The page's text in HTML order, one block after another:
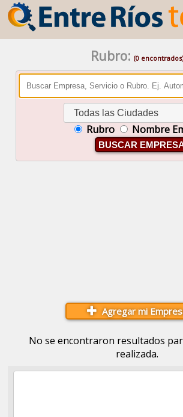
Rubro: (0 encontrados)
Todas las Ciudades
Rubro Nombre
BUSCAR
Agregar mi
No se encontraron resultados
realizada.